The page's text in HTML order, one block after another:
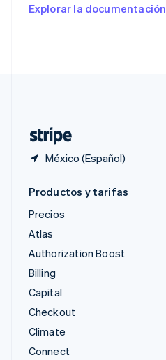
Explorar la documentación
México (Español)
English
Productos y tarifas
Precios
Atlas
Authorization Boost
Billing
Capital
Checkout
Climate
Connect